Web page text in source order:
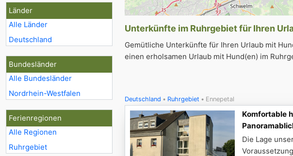
Länder
Alle Länder
Deutschland
Bundesländer
Alle Bundesländer
Nordrhein-Westfalen
Ferienregionen
Alle Regionen
Ruhrgebiet
Unterkünfte im Ruhrgebiet für Ihren
Gemütliche Unterkünfte für Ihren Urlaub mit
einen erholsamen Urlaub mit Hund(en) im
Deutschland Ruhrgebiet Ennepetal
Komfortable
Die Lage